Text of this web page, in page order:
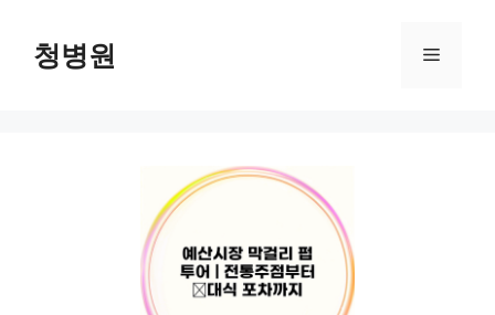
청병원 메